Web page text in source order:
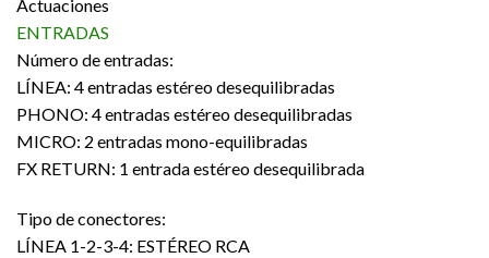
Actuaciones
ENTRADAS
Número de entradas:
LÍNEA: 4 entradas estéreo desequilibradas
PHONO: 4 entradas estéreo desequilibradas
MICRO: 2 entradas mono-equilibradas
FX RETURN: 1 entrada estéreo desequilibrada
Tipo de conectores:
LÍNEA 1-2-3-4: ESTÉREO RCA